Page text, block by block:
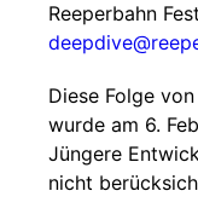
Reeperbahn
Diese Folge
wurde am 6.
Jüngere
nicht